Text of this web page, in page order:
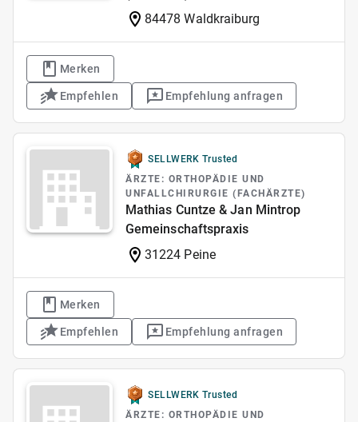
84478 Waldkraiburg
Merken
Empfehlen Empfehlung anfragen
SELLWERK Trusted
ÄRZTE: ORTHOPÄDIE UND
UNFALLCHIRURGIE (FACHÄRZTE)
Mathias Cuntze & Jan Mintrop
Gemeinschaftspraxis
31224 Peine
Merken
Empfehlen Empfehlung anfragen
SELLWERK Trusted
ÄRZTE: ORTHOPÄDIE UND